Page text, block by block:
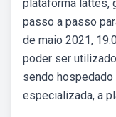
plataforma lattes,
passo a passo
de maio 2021,
poder ser
sendo
especializada, a